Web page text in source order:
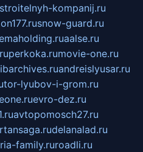
kompanij.ru
snow-guard.ru
aalse.ru
perkoka.rumovie-one.ru
andreislyusar.ru
tor-lyubov-i-grom.ru
evro-dez.ru
avtopomosch27.ru
delanalad.ru
family.ruroadli.ru